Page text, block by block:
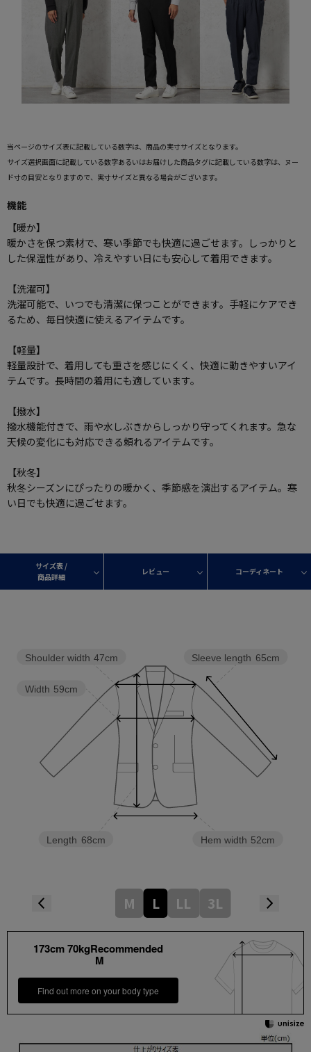
当ページのサイズ表に記載している数字は、商品の実寸サイズとなります。
サイズ選択画面に記載している数字あるいはお届けした商品タグに記載している数字は、ヌー
ド寸の目安となりますので、実寸サイズと異なる場合がございます。
機能
【暖か】
暖かさを保つ素材で、寒い季節でも快適に過ごせます。しっかりと
した保温性があり、冷えやすい日にも安心して着用できます。
【洗濯可】
洗濯可能で、いつでも清潔に保つことができます。手軽にケアでき
るため、毎日快適に使えるアイテムです。
【軽量】
軽量設計で、着用しても重さを感じにくく、快適に動きやすいアイ
テムです。長時間の着用にも適しています。
【撥水】
撥水機能付きで、雨や水しぶきからしっかり守ってくれます。急な
天候の変化にも対応できる頼れるアイテムです。
【秋冬】
秋冬シーズンにぴったりの暖かく、季節感を演出するアイテム。寒
い日でも快適に過ごせます。
サイズ表 /
商品詳細
レビュー コーディネート
Hem width 52cm
Sleeve length 65cm
Length 68cm
Width 59cm
Shoulder width 47cm
M L LL 3L
173cm 70kgRecommended
M
Find out more on your body type